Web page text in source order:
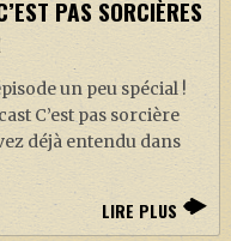
PAS SORCIÈRES
un peu spécial !
C’est pas sorcière
déjà entendu dans
LIRE PLUS